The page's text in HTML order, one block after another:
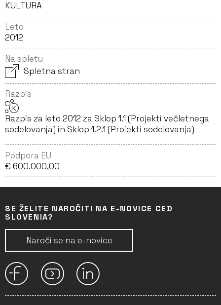
KULTURA
Leto
2012
Na spletu
Spletna stran
Razpis
Razpis za leto 2012 za Sklop 1.1 (Projekti večletnega
sodelovanja) in Sklop 1.2.1 (Projekti sodelovanja)
Podpora EU
€ 600.000,00
SE ŽELITE NAROČITI NA E-NOVICE CED
SLOVENIA?
Naroči se na e-novice